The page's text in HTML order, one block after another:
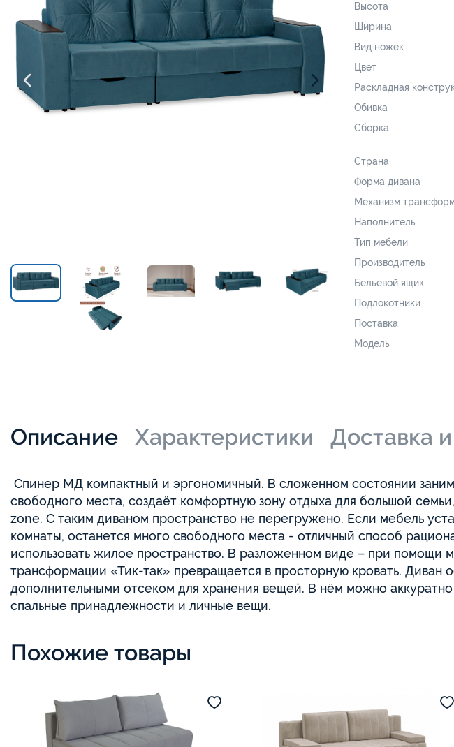
Высота
Ширина
Вид ножек
Цвет
Раскладная
Обивка
Сборка
Страна
Форма дивана
Механизм
Наполнитель
Тип мебели
Производитель
Бельевой ящик
Подлокотники
Поставка
Модель
Описание Характеристики Доставка
Спинер МД компактный и эргономичный. В сложенном состоянии
свободного места, создаёт комфортную зону отдыха для большой
zone. С таким диваном пространство не перегружено. Если мебель
комнаты, останется много свободного места - отличный способ
использовать жилое пространство. В разложенном виде – при помощи
трансформации «Тик-так» превращается в просторную кровать. Диван
дополнительными отсеком для хранения вещей. В нём можно
спальные принадлежности и личные вещи.
Похожие товары